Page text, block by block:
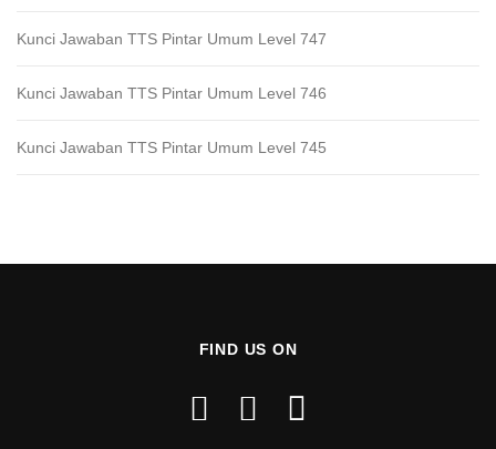
Kunci Jawaban TTS Pintar Umum Level 747
Kunci Jawaban TTS Pintar Umum Level 746
Kunci Jawaban TTS Pintar Umum Level 745
FIND US ON